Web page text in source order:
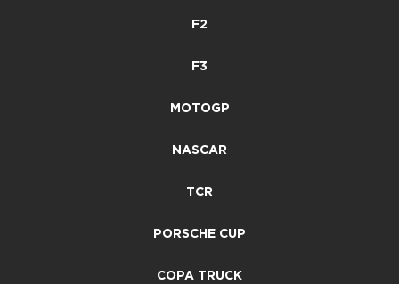
F2
F3
MOTOGP
NASCAR
TCR
PORSCHE CUP
COPA TRUCK